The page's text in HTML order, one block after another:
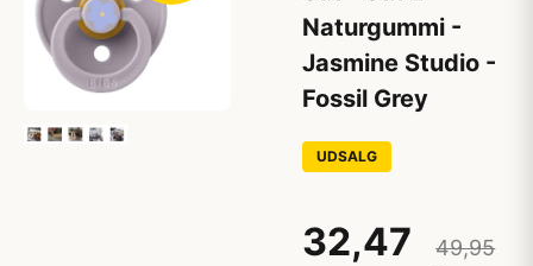
Naturgummi -
Jasmine Studio -
Fossil Grey
UDSALG
32,47
49,95